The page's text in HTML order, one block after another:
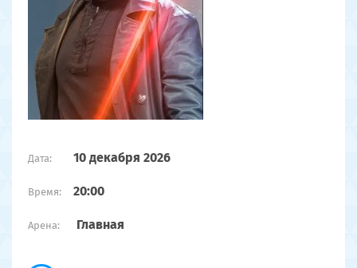
Дата: 10 декабря 2026
Время: 20:00
Арена: Главная